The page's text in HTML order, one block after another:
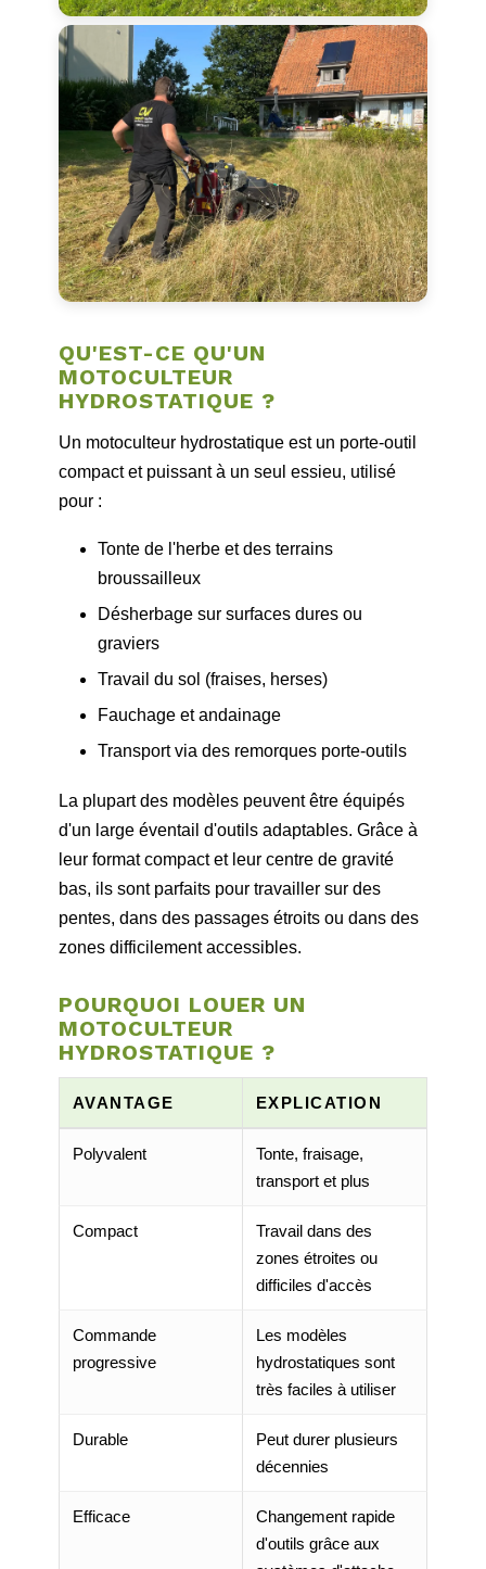
QU'EST-CE QU'UN
MOTOCULTEUR
HYDROSTATIQUE ?
Un motoculteur hydrostatique est un porte‑outil
compact et puissant à un seul essieu, utilisé
pour :
Tonte de l'herbe et des terrains
broussailleux
Désherbage sur surfaces dures ou
graviers
Travail du sol (fraises, herses)
Fauchage et andainage
Transport via des remorques porte‑outils
La plupart des modèles peuvent être équipés
d'un large éventail d'outils adaptables. Grâce à
leur format compact et leur centre de gravité
bas, ils sont parfaits pour travailler sur des
pentes, dans des passages étroits ou dans des
zones difficilement accessibles.
POURQUOI LOUER UN
MOTOCULTEUR
HYDROSTATIQUE ?
AVANTAGE EXPLICATION
Polyvalent
Tonte, fraisage,
transport et plus
Compact
Travail dans des
zones étroites ou
difficiles d'accès
Commande
progressive
Les modèles
hydrostatiques sont
très faciles à utiliser
Durable
Peut durer plusieurs
décennies
Efficace
Changement rapide
d'outils grâce aux